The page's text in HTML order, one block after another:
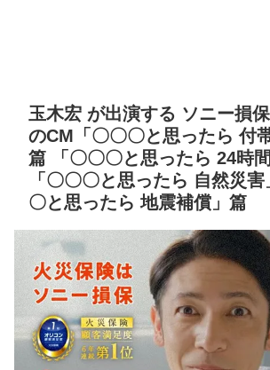
玉木宏 が出演する ソニー損
のCM「〇〇〇と思ったら 付
篇 「〇〇〇と思ったら 24時
「〇〇〇と思ったら 自然災
〇と思ったら 地震補償」篇